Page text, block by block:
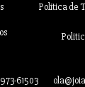
Política de
61503